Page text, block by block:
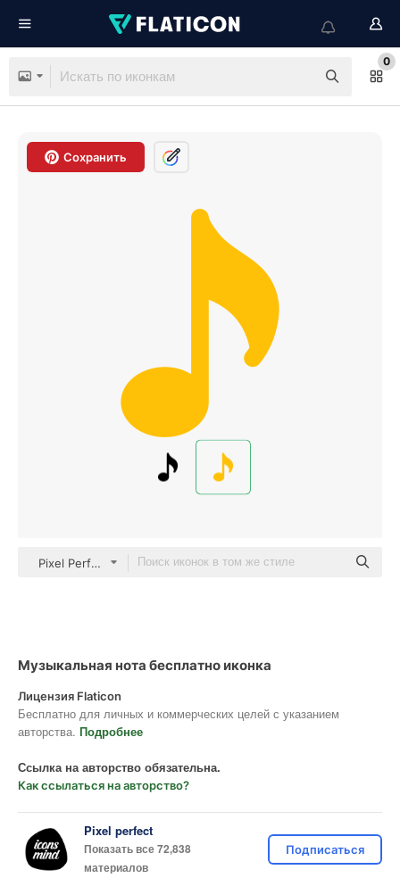
0
Сохранить
Pixel Perfect Flat
Музыкальная нота бесплатно иконка
Лицензия Flaticon
Бесплатно для личных и коммерческих целей с указанием
авторства. Подробнее
Ссылка на авторство обязательна.
Как ссылаться на авторство?
Pixel perfect
Показать все 72,838
материалов
Подписаться